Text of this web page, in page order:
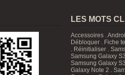
LES MOTS
Accessoires.
Débloquer. Fiche
. Réinitialiser.
Samsung Galaxy
Samsung Galaxy
Galaxy Note 2 .